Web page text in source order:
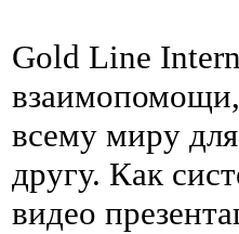
Gold Line
всему миру
другу. Как
видео